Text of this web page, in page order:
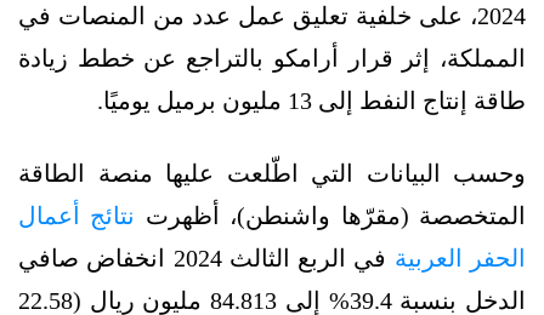
2024، على خلفية تعليق عمل عدد من المنصات في
المملكة، إثر قرار أرامكو بالتراجع عن خطط زيادة
طاقة إنتاج النفط إلى 13 مليون برميل يوميًا.
وحسب البيانات التي اطّلعت عليها منصة الطاقة
المتخصصة (مقرّها واشنطن)، أظهرت نتائج أعمال
الحفر العربية
في الربع الثالث 2024 انخفاض صافي
الدخل بنسبة 39.4% إلى 84.813 مليون ريال (22.58